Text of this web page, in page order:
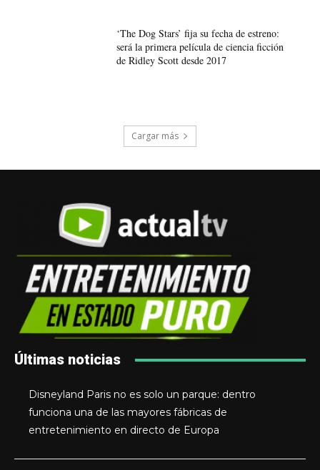
‘The Dog Stars’ fija su fecha de estreno:
será la primera película de ciencia ficción
de Ridley Scott desde 2017
Cargar más
Últimas noticias
Disneyland Paris no es solo un parque: dentro
funciona una de las mayores fábricas de
entretenimiento en directo de Europa